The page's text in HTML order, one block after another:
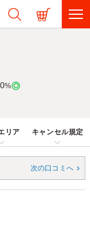
0%
リア キャンセル規定
次の口コミへ